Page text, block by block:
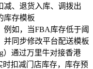
减、退货入库、调拨出
库存模板
如，当FBA库存低于阈
并同步修改平台配送模板
）通过万里牛对接香港
时扣减门店库存，库存预